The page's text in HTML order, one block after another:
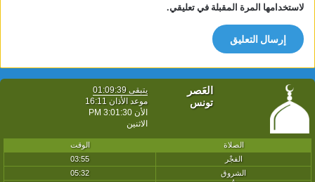
لاستخدامها المرة المقبلة في تعليقي.